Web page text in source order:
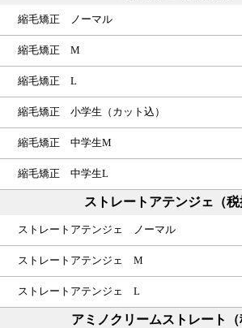
縮毛矯正 ノーマル
縮毛矯正 M
縮毛矯正 L
縮毛矯正 小学生（カット込）
縮毛矯正 中学生M
縮毛矯正 中学生L
ストレートアテンジェ（税
ストレートアテンジェ ノーマル
ストレートアテンジェ M
ストレートアテンジェ L
アミノクリームストレート（